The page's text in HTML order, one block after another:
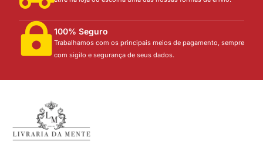
100% Seguro
Trabalhamos com os principais meios de pagamento, sempre
com sigilo e segurança de seus dados.